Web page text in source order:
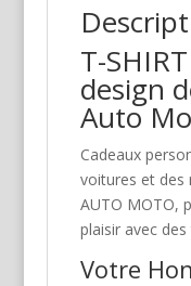
T-
design
Auto
Cadeaux
voitures et des
AUTO MOTO,
plaisir avec
Votre